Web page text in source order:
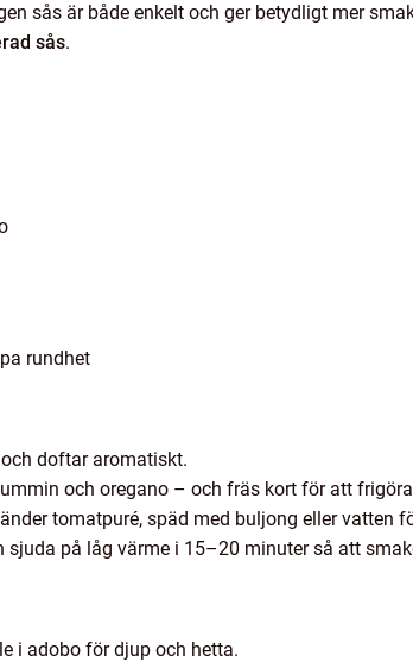
sås är både enkelt och ger betydligt mer
sås.
rundhet
doftar aromatiskt.
och oregano – och fräs kort för att
tomatpuré, späd med buljong eller vatten
sjuda på låg värme i 15–20 minuter så att
i adobo för djup och hetta.